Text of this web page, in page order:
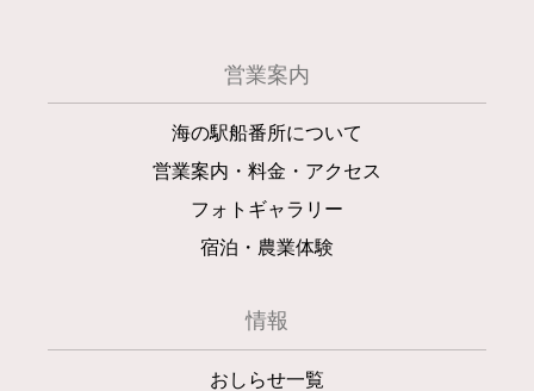
営業案内
海の駅船番所について
営業案内・料金・アクセス
フォトギャラリー
宿泊・農業体験
情報
おしらせ一覧